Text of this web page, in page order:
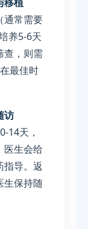
通常需要
养5-6天
查，则需
最佳时
访
14天，
医生会给
指导。返
生保持随